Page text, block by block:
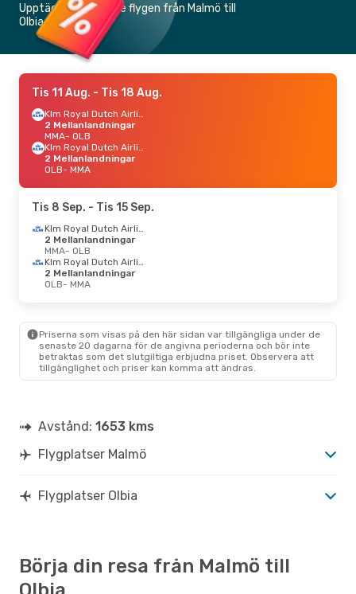
Upptäck de billigaste flygen från Malmö till
Olbia
Tis 11 Aug. - Tis 18 Aug.
Klm Royal Dutch Airlines
2 Mellanlandningar
MMA- OLB
Klm Royal Dutch Airlines
2 Mellanlandningar
OLB- MMA
Tis 8 Sep. - Tis 15 Sep.
Klm Royal Dutch Airlines
2 Mellanlandningar
MMA- OLB
Klm Royal Dutch Airlines
2 Mellanlandningar
OLB- MMA
Priserna som visas på den här sidan var tillgängliga under de
senaste 20 dagarna för de angivna perioderna och bör inte
betraktas som det slutgiltiga erbjudna priset. Observera att
tillgänglighet och priser kan komma att ändras.
Avstånd: 1653 kms
Flygplatser Malmö
Flygplatser Olbia
Börja din resa från Malmö till